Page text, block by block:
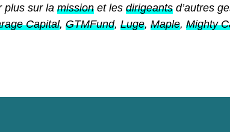
plus sur la mission et les dirigeants d’autres
Capital, GTMFund, Luge, Maple, Mighty